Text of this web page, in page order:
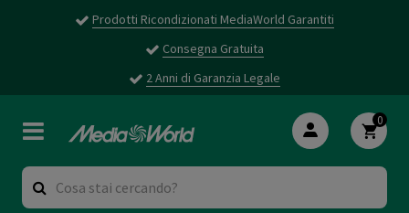
Prodotti Ricondizionati MediaWorld Garantiti
Consegna Gratuita
2 Anni di Garanzia Legale
0